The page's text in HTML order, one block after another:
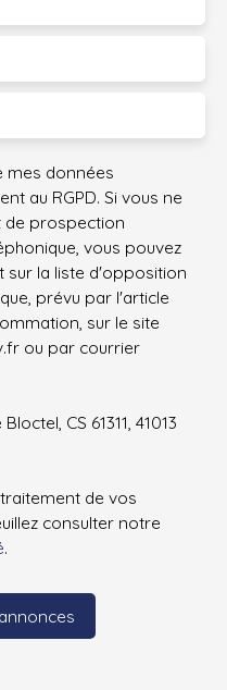
mes données
au RGPD. Si vous ne
de prospection
vous pouvez
sur la liste d'opposition
prévu par l'article
sur le site
ou par courrier
CS 61311, 41013
de vos
consulter notre
.